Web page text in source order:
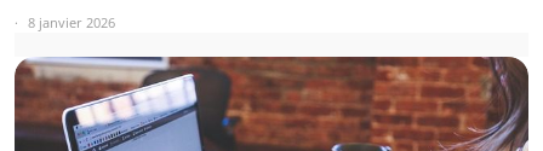
8 janvier 2026